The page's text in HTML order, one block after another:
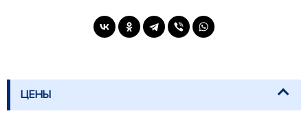
ЦЕНЫ